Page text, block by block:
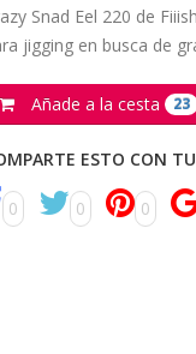
Snad Eel 220 de
jigging en busca de
Añade a la cesta 23
ESTO CON
0 0 0